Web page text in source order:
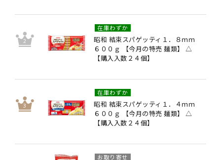
昭和 結束スパゲッティ１．８ｍｍ
６００ｇ 【今月の特売 麺類】 △
【購入入数２４個】
在庫わずか
昭和 結束スパゲッティ１．４ｍｍ
６００ｇ 【今月の特売 麺類】 △
【購入入数２４個】
在庫わずか
お取り寄せ